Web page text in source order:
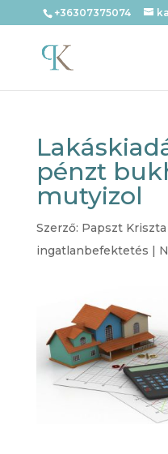
+36307375074
pénzt
mutyizol
Szerző: Papszt Kriszta
ingatlanbefektetés |